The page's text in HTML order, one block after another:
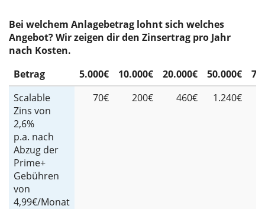
Bei welchem Anlagebetrag lohnt sich welches
Angebot? Wir zeigen dir den Zinsertrag pro Jahr
nach Kosten.
Betrag
5.000€ 10.000€ 20.000€ 50.000€
Scalable
Zins von
2,6%
p.a. nach
Abzug der
Prime+
Gebühren
von
4,99€/Monat
70€ 200€ 460€ 1.240€